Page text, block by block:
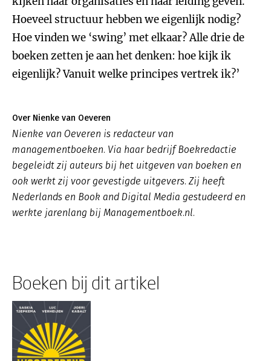
Hoeveel structuur hebben we eigenlijk nodig?
Hoe vinden we ‘swing’ met elkaar? Alle drie de
boeken zetten je aan het denken: hoe kijk ik
eigenlijk? Vanuit welke principes vertrek ik?’
Over Nienke van Oeveren
Nienke van Oeveren is redacteur van
managementboeken. Via haar bedrijf Boekredactie
begeleidt zij auteurs bij het uitgeven van boeken en
ook werkt zij voor gevestigde uitgevers. Zij heeft
Nederlands en Book and Digital Media gestudeerd en
werkte jarenlang bij Managementboek.nl.
Boeken bij dit artikel